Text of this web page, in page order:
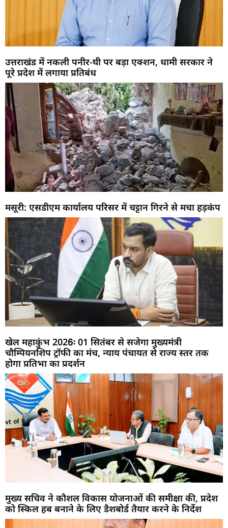
उत्तराखंड में नकली पनीर-घी पर बड़ा एक्शन, धामी सरकार ने
पूरे प्रदेश में लगाया प्रतिबंध
मसूरी: एसडीएम कार्यालय परिसर में चट्टान गिरने से मचा हड़कंप
खेल महाकुंभ 2026ः 01 सितंबर से सजेगा मुख्यमंत्री
चौम्पियनशिप ट्रॉफी का मंच, न्याय पंचायत से राज्य स्तर तक
होगा प्रतिभा का प्रदर्शन
मुख्य सचिव ने कौशल विकास योजनाओं की समीक्षा की, प्रदेश
को स्किल हब बनाने के लिए डैशबोर्ड तैयार करने के निर्देश